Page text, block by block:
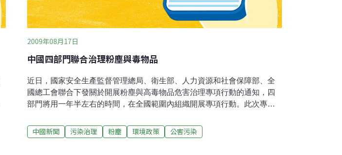
2009年08月17日
中國四部門聯合治理粉塵與毒物品
近日，國家安全生產監督管理總局、衛生部、人力資源和社會保障部、全
國總工會聯合下發關於開展粉塵與高毒物品危害治理專項行動的通知，四
部門將用一年半左右的時間，在全國範圍內組織開展專項行動。此次專項
水泥製造等生產企業，特別是產生粉塵和使用高毒物品的作業場所。通知
強調，此次專項行動以督促生產經營單位落實職業危害防治主體責任為主
中國新聞 污染治理 粉塵 環境政策 公害污染